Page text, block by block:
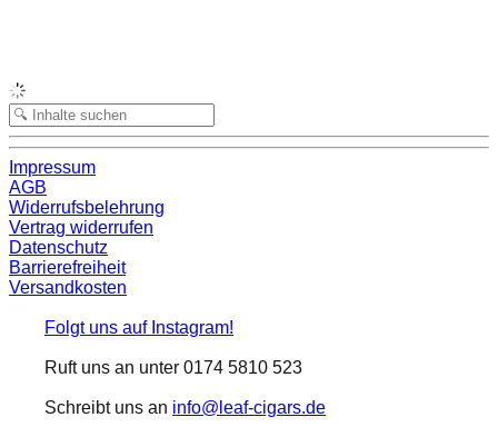
Impressum
AGB
Widerrufsbelehrung
Vertrag widerrufen
Datenschutz
Barrierefreiheit
Versandkosten
Folgt uns auf Instagram!
Ruft uns an unter 0174 5810 523
Schreibt uns an info@leaf-cigars.de